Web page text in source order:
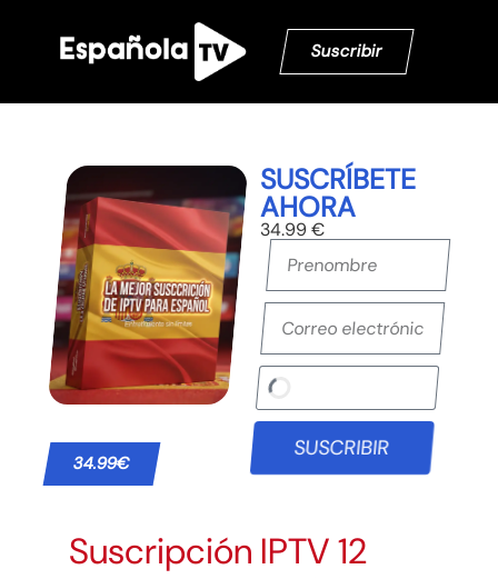
Suscribir
34.99€
SUSCRÍBETE
AHORA
34.99 €
SUSCRIBIR
Suscripción IPTV 12